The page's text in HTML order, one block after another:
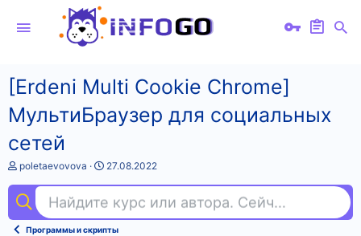
[Erdeni Multi Cookie Chrome]
МультиБраузер для социальных
сетей
А
т
о
т
poletaevovova
Д
а
н
а
27.08.2022
Найдите курс или автора. Сейчас ищут
Программы и скрипты